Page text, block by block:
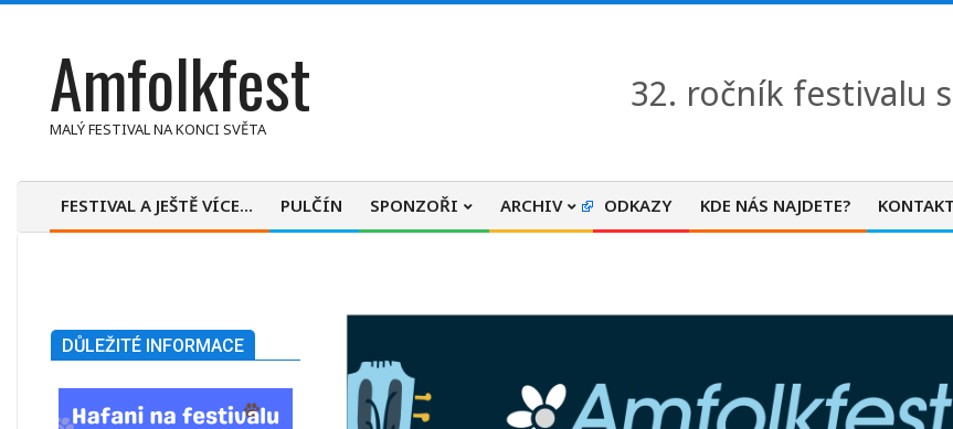
contentAmfolkfest
MALÝ FESTIVAL NA KONCI SVĚTA
32. ročník festivalu
Primary
FESTIVAL A JEŠTĚ VÍCE… PULČÍN SPONZOŘI ARCHIV ODKAZY KDE NÁS NAJDETE? KONTAKT
DŮLEŽITÉ INFORMACE